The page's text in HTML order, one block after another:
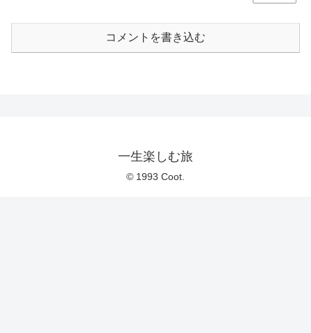
コメントを書き込む
一生楽しむ旅
© 1993 Coot.